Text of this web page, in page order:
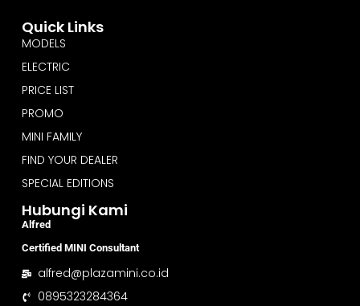
Quick Links
MODELS
ELECTRIC
PRICE LIST
PROMO
MINI FAMILY
FIND YOUR DEALER
SPECIAL EDITIONS
Hubungi Kami
Alfred
Certified MINI Consultant
alfred@plazamini.co.id
0895323284364